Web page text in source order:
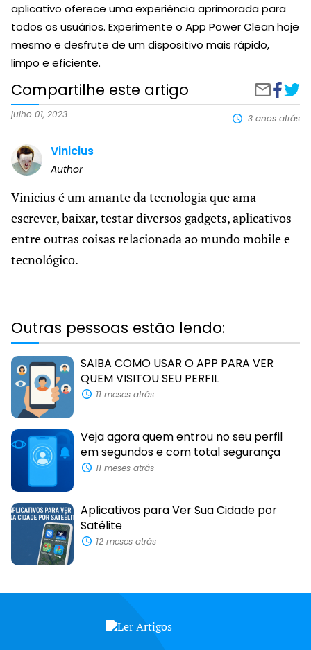
julho 01, 2023 3 anos atrás
aplicativo oferece uma experiência aprimorada para
todos os usuários. Experimente o App Power Clean hoje
mesmo e desfrute de um dispositivo mais rápido,
limpo e eficiente.
Compartilhe este artigo
por
e-
mail
no
App
que
limpa
o
Vinicius
Author
Vinicius é um amante da tecnologia que ama
escrever, baixar, testar diversos gadgets, aplicativos
entre outras coisas relacionada ao mundo mobile e
tecnológico.
Outras pessoas estão lendo:
SAIBA COMO USAR O APP PARA VER
QUEM VISITOU SEU PERFIL
11 meses atrás
Veja agora quem entrou no seu perfil
em segundos e com total segurança
11 meses atrás
Aplicativos para Ver Sua Cidade por
Satélite
12 meses atrás